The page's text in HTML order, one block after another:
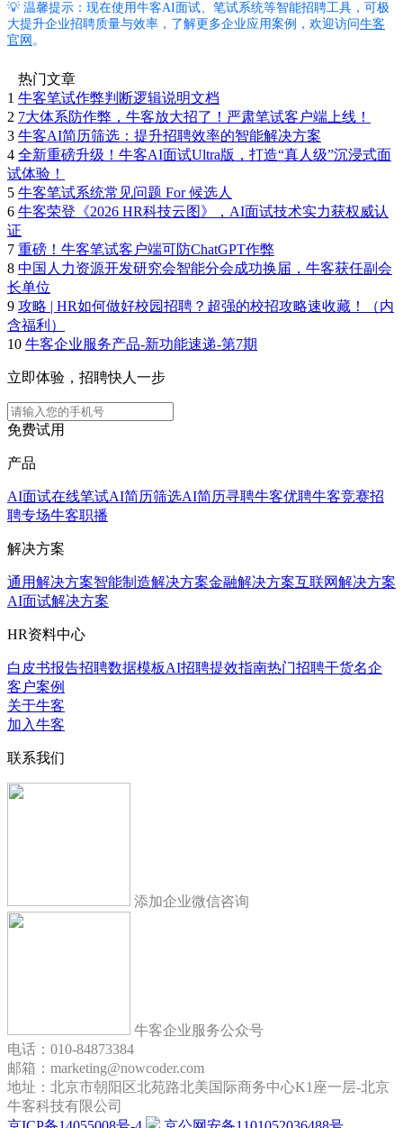
💡 温馨提示：现在使用牛客AI面试、笔试系统等智能招聘工具，可极
大提升企业招聘质量与效率，了解更多企业应用案例，欢迎访问牛客
官网 。
热门文章
1 牛客笔试作弊判断逻辑说明文档
2 7大体系防作弊，牛客放大招了！严肃笔试客户端上线！
3 牛客AI简历筛选：提升招聘效率的智能解决方案
4 全新重磅升级！牛客AI面试Ultra版，打造“真人级”沉浸式面
试体验！
5 牛客笔试系统常见问题 For 候选人
6 牛客荣登《2026 HR科技云图》，AI面试技术实力获权威认
证
7 重磅！牛客笔试客户端可防ChatGPT作弊
8 中国人力资源开发研究会智能分会成功换届，牛客获任副会
长单位
9 攻略 | HR如何做好校园招聘？超强的校招攻略速收藏！（内
含福利）
10 牛客企业服务产品-新功能速递-第7期
立即体验，招聘快人一步
免费试用
产品
AI面试在线笔试AI简历筛选AI简历寻聘牛客优聘牛客竞赛招
聘专场牛客职播
解决方案
通用解决方案智能制造解决方案金融解决方案互联网解决方案
AI面试解决方案
HR资料中心
白皮书报告招聘数据模板AI招聘提效指南热门招聘干货名企
客户案例
关于牛客
加入牛客
联系我们
添加企业微信咨询
牛客企业服务公众号
电话：010-84873384
邮箱：marketing@nowcoder.com
地址：北京市朝阳区北苑路北美国际商务中心K1座一层-北京
牛客科技有限公司